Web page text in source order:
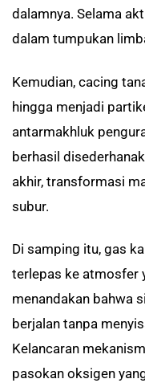
dalamnya. Selama
dalam tumpukan
Kemudian, cacing
hingga menjadi
antarmakhluk
berhasil
akhir, transformasi
subur.
Di samping itu, gas
terlepas ke atmosfer
menandakan bahwa
berjalan tanpa
Kelancaran
pasokan oksigen